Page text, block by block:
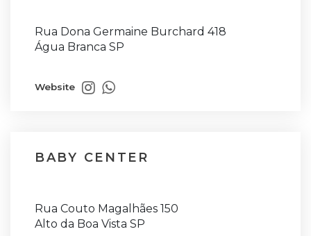
Rua Dona Germaine Burchard 418
Água Branca SP
Website
BABY CENTER
Rua Couto Magalhães 150
Alto da Boa Vista SP